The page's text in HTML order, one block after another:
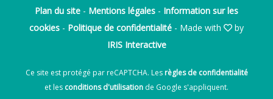
Plan du site - Mentions légales - Information sur les
cookies - Politique de confidentialité - Made with
by
IRIS Interactive
Ce site est protégé par reCAPTCHA. Lesrègles de confidentialité
et les conditions d'utilisation de Google s'appliquent.